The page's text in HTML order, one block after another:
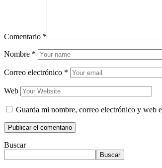
Comentario *
Nombre *
Correo electrónico *
Web
Guarda mi nombre, correo electrónico y web
Buscar
Buscar